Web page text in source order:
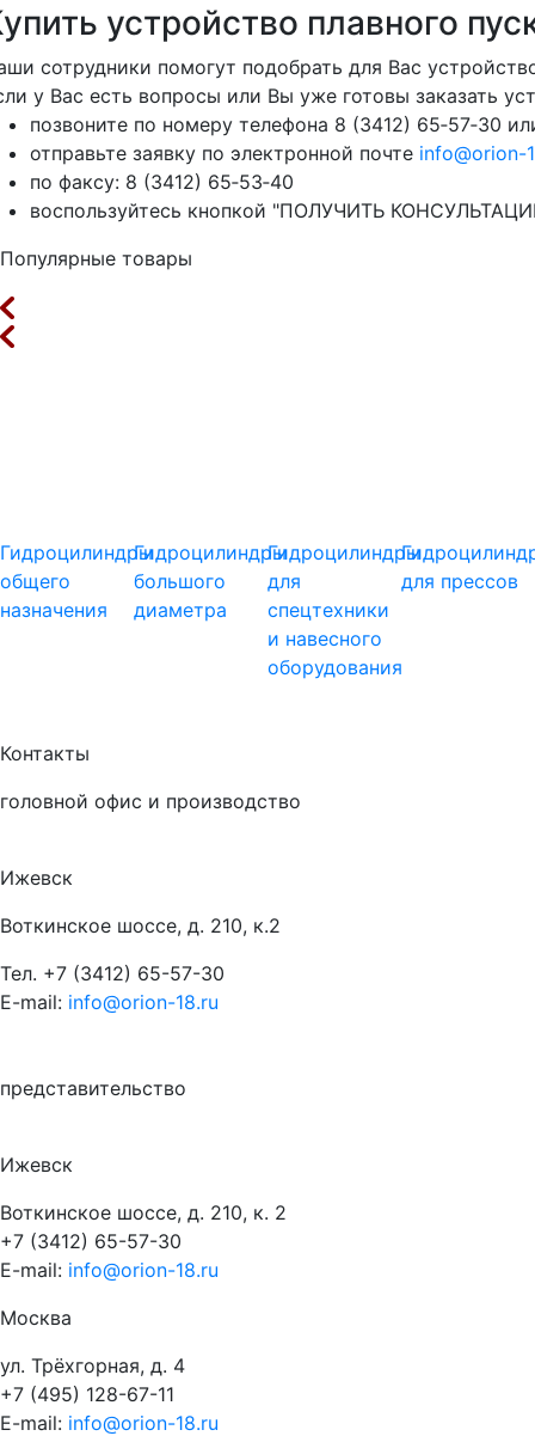
устройство плавного
сотрудники помогут подобрать для Вас
у Вас есть вопросы или Вы уже готовы заказать
позвоните по номеру телефона 8 (3412) 65‑57‑30
отправьте заявку по электронной почте info@orion-
по факсу: 8 (3412) 65‑53‑40
воспользуйтесь кнопкой "ПОЛУЧИТЬ
Популярные товары
Гидроцилиндры
общего
назначения
Гидроцилиндры
большого
диаметра
Гидроцилиндры
для
спецтехники
и навесного
оборудования
для прессов
Контакты
головной офис и производство
Ижевск
Воткинское шоссе, д. 210, к.2
Тел. +7 (3412) 65-57-30
E-mail: info@orion-18.ru
представительство
Ижевск
Воткинское шоссе, д. 210, к. 2
+7 (3412) 65-57-30
E-mail: info@orion-18.ru
Москва
ул. Трёхгорная, д. 4
+7 (495) 128-67-11
E-mail: info@orion-18.ru